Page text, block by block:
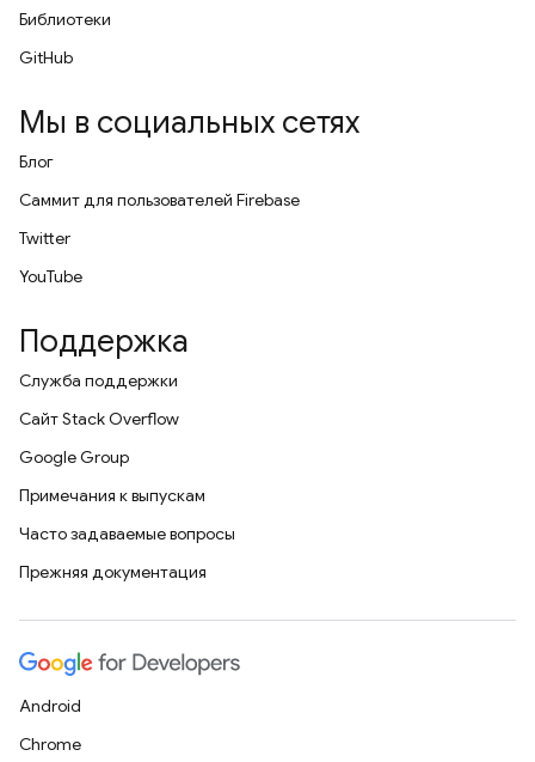
Библиотеки
GitHub
Мы в социальных сетях
Блог
Саммит для пользователей Firebase
Twitter
YouTube
Поддержка
Служба поддержки
Сайт Stack Overflow
Google Group
Примечания к выпускам
Часто задаваемые вопросы
Прежняя документация
Android
Chrome